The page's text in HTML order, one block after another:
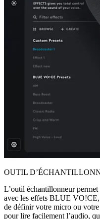
OUTIL
L’outil échantillonneur permet
avec les effets BLUE
de définir votre micro ou
pour lire facilement l’audio,